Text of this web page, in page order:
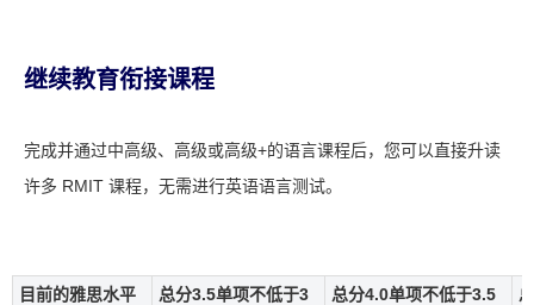
继续教育衔接课程
完成并通过中高级、高级或高级+的语言课程后，您可以直接升读
许多 RMIT 课程，无需进行英语语言测试。
目前的雅思水平 总分3.5单项不低于3 总分4.0单项不低于3.5